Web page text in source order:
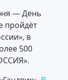
— День
пройдёт
в
500